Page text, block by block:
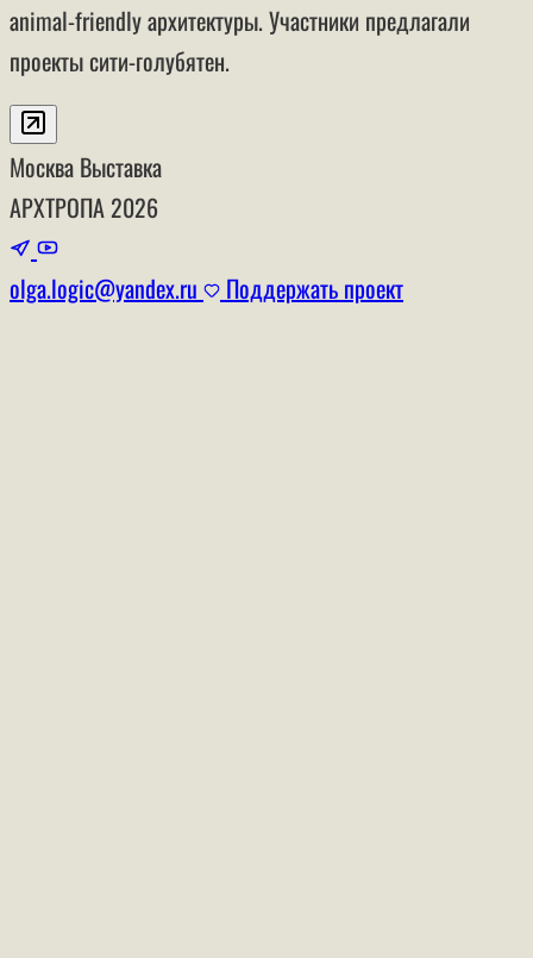
animal-friendly архитектуры. Участники предлагали
проекты сити-голубятен.
Москва Выставка
АРХТРОПА 2026
olga.logic@yandex.ru Поддержать проект